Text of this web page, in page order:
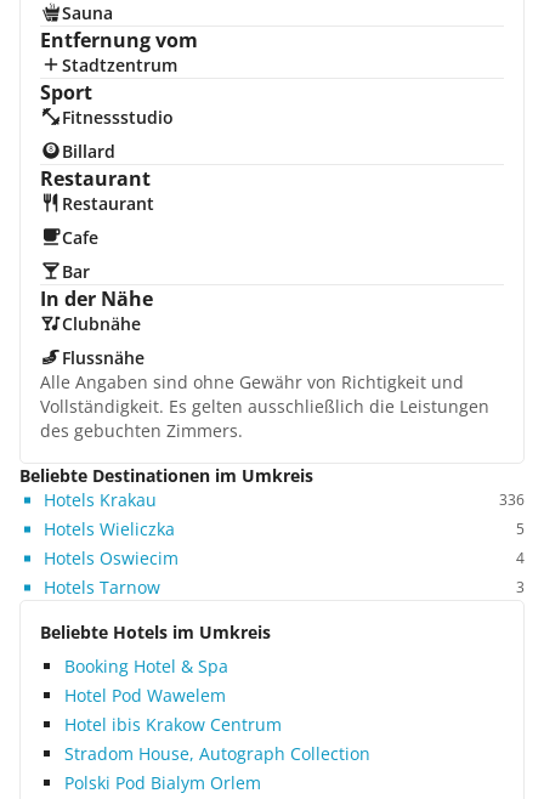
Sauna
Entfernung vom
Stadtzentrum
Sport
Fitnessstudio
Billard
Restaurant
Restaurant
Cafe
Bar
In der Nähe
Clubnähe
Flussnähe
Alle Angaben sind ohne Gewähr von Richtigkeit und
Vollständigkeit. Es gelten ausschließlich die Leistungen
des gebuchten Zimmers.
Beliebte Destinationen im Umkreis
Hotels Krakau
336
Hotels Wieliczka 5
Hotels Oswiecim 4
Hotels Tarnow 3
Beliebte Hotels im Umkreis
Booking Hotel & Spa
Hotel Pod Wawelem
Hotel ibis Krakow Centrum
Stradom House, Autograph Collection
Polski Pod Bialym Orlem